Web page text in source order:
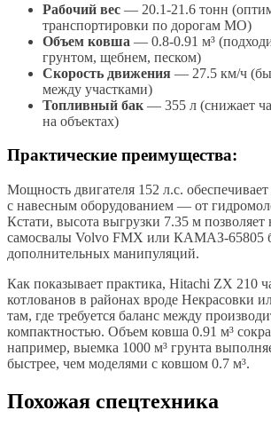
Рабочий вес — 20.1-21.6 тонн
транспортировки по дорогам МО)
Объем ковша — 0.8-0.91 м³
грунтом, щебнем, песком)
Скорость движения — 27.5 км/ч
между участками)
Топливный бак — 355 л (снижает
на объектах)
Практические преимущества:
Мощность двигателя 152 л.с.
с навесным оборудованием — от
Кстати, высота выгрузки 7.35 м
самосвалы Volvo FMX или КАМАЗ-65805
дополнительных манипуляций.
Как показывает практика, Hitachi ZX 210
котлованов в районах вроде Некрасовки
там, где требуется баланс между
компактностью. Объем ковша 0.91 м³
например, выемка 1000 м³ грунта
быстрее, чем моделями с ковшом 0.7 м³.
Похожая спецтехника